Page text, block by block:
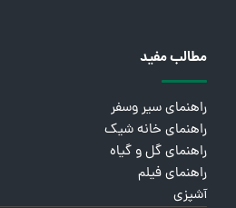
مطالب مفید
راهنمای سیر وسفر
راهنمای خانه شیک
راهنمای گل و گیاه
راهنمای فیلم
آشپزی